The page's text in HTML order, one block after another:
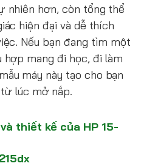
nhiên hơn, còn tổng thể
hiện đại và dễ thích
Nếu bạn đang tìm một
mang đi học, đi làm
máy này tạo cho bạn
lúc mở nắp.
thiết kế của HP 15-